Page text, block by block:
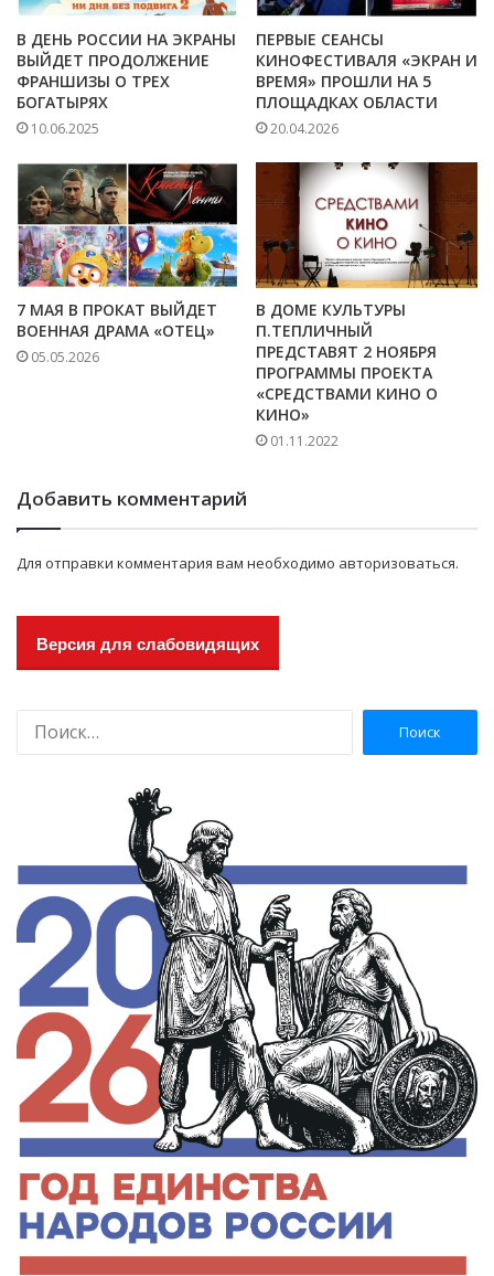
В ДЕНЬ РОССИИ НА ЭКРАНЫ
ВЫЙДЕТ ПРОДОЛЖЕНИЕ
ФРАНШИЗЫ О ТРЕХ
БОГАТЫРЯХ
10.06.2025
ПЕРВЫЕ СЕАНСЫ
КИНОФЕСТИВАЛЯ «ЭКРАН И
ВРЕМЯ» ПРОШЛИ НА 5
ПЛОЩАДКАХ ОБЛАСТИ
20.04.2026
7 МАЯ В ПРОКАТ ВЫЙДЕТ
ВОЕННАЯ ДРАМА «ОТЕЦ»
05.05.2026
В ДОМЕ КУЛЬТУРЫ
П.ТЕПЛИЧНЫЙ
ПРЕДСТАВЯТ 2 НОЯБРЯ
ПРОГРАММЫ ПРОЕКТА
«СРЕДСТВАМИ КИНО О
КИНО»
01.11.2022
Добавить комментарий
Для отправки комментария вам необходимо авторизоваться.
Версия для слабовидящих